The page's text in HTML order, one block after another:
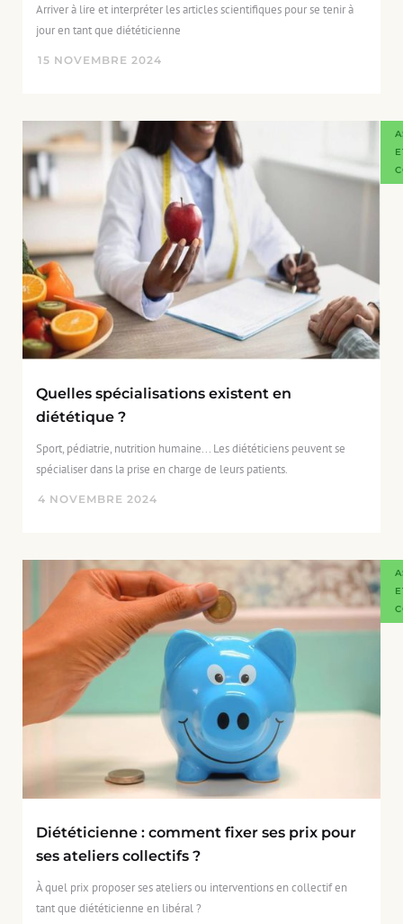
Arriver à lire et interpréter les articles scientifiques pour se tenir à
jour en tant que diététicienne
15 NOVEMBRE 2024
Quelles spécialisations existent en
diététique ?
Sport, pédiatrie, nutrition humaine... Les diététiciens peuvent se
spécialiser dans la prise en charge de leurs patients.
4 NOVEMBRE 2024
Diététicienne : comment fixer ses prix pour
ses ateliers collectifs ?
À quel prix proposer ses ateliers ou interventions en collectif en
tant que diététicienne en libéral ?